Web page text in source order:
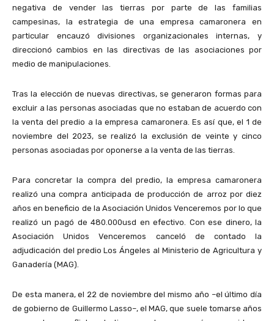
negativa de vender las tierras por parte de las familias
campesinas, la estrategia de una empresa camaronera en
particular encauzó divisiones organizacionales internas, y
direccionó cambios en las directivas de las asociaciones por
medio de manipulaciones.
Tras la elección de nuevas directivas, se generaron formas para
excluir a las personas asociadas que no estaban de acuerdo con
la venta del predio a la empresa camaronera. Es así que, el 1 de
noviembre del 2023, se realizó la exclusión de veinte y cinco
personas asociadas por oponerse a la venta de las tierras.
Para concretar la compra del predio, la empresa camaronera
realizó una compra anticipada de producción de arroz por diez
años en beneficio de la Asociación Unidos Venceremos por lo que
realizó un pagó de 480.000usd en efectivo. Con ese dinero, la
Asociación Unidos Venceremos canceló de contado la
adjudicación del predio Los Ángeles al Ministerio de Agricultura y
Ganadería (MAG).
De esta manera, el 22 de noviembre del mismo año –el último día
de gobierno de Guillermo Lasso–, el MAG, que suele tomarse años